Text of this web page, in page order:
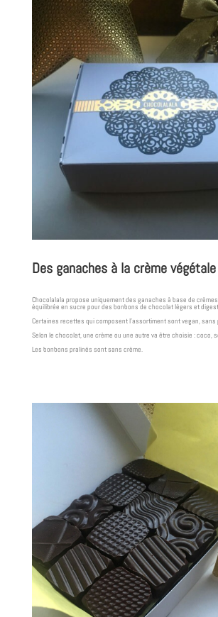
Des ganaches à la crème
Chocolalala propose uniquement des ganaches à base de
équilibrée en sucre pour des bonbons de chocolat légers et
Certaines recettes qui composent l’assortiment sont vegan, sans
Selon le chocolat, une crème ou une autre va être choisie : coco,
Les bonbons pralinés sont sans crème.